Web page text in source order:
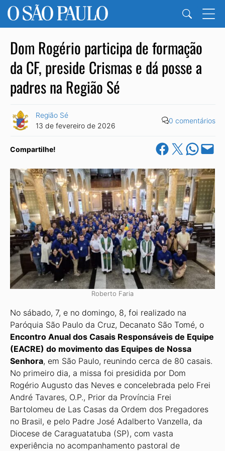
Dom Rogério participa de formação
da CF, preside Crismas e dá posse a
padres na Região Sé
Região Sé
13 de fevereiro de 2026
0 comentários
Compartilhe! Share on Facebook
Share on X Share on
Email this
Roberto Faria
No sábado, 7, e no domingo, 8, foi realizado na
Paróquia São Paulo da Cruz, Decanato São Tomé, o
Encontro Anual dos Casais Responsáveis de Equipe
(EACRE) do movimento das Equipes de Nossa
Senhora, em São Paulo, reunindo cerca de 80 casais.
No primeiro dia, a missa foi presidida por Dom
Rogério Augusto das Neves e concelebrada pelo Frei
André Tavares, O.P., Prior da Província Frei
Bartolomeu de Las Casas da Ordem dos Prega­dores
no Brasil, e pelo Padre José Adalberto Vanzella, da
Diocese de Caraguatatuba (SP), com vasta
experiência no acompanhamento pastoral de